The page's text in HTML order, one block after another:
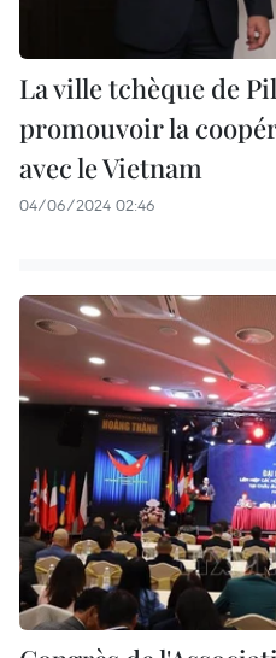
La ville tchèque de
promouvoir la
avec le Vietnam
04/06/2024 02:46